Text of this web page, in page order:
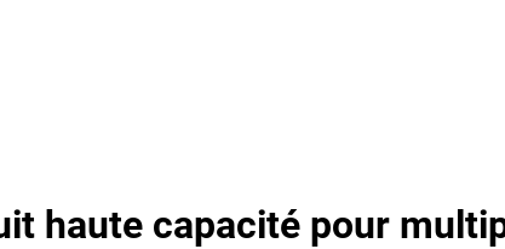
haute capacité pour